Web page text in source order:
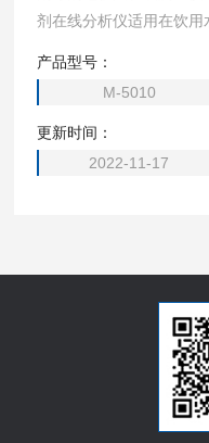
剂在线分析仪适用在饮用
水的余氯监测。
产品型号：
M-5010
更新时间：
2022-11-17